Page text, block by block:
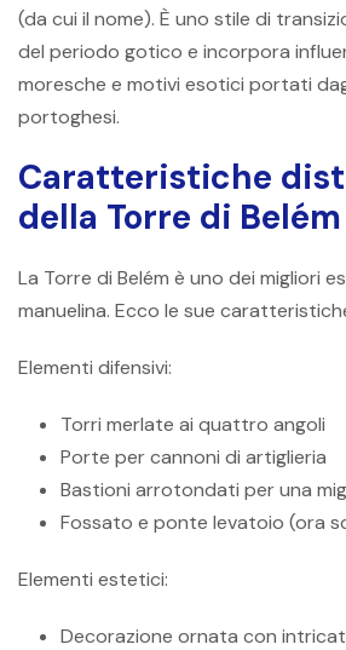
(da cui il nome). È uno stile di
del periodo gotico e incorpora
moresche e motivi esotici portati
portoghesi.
Caratteristiche
della Torre di Belém
La Torre di Belém è uno dei migliori
manuelina. Ecco le sue
Elementi difensivi:
Torri merlate ai quattro angoli
Porte per cannoni di artiglieria
Bastioni arrotondati per una
Fossato e ponte levatoio (ora
Elementi estetici:
Decorazione ornata con